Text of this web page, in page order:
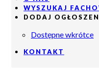
WYSZUKAJ
DODAJ
Dostępne wkrótce
KONTAKT